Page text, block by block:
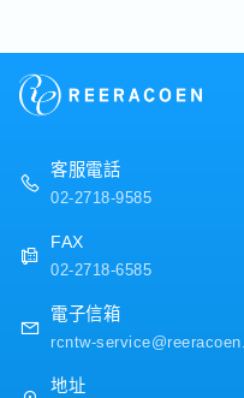
客服電話
02-2718-9585
FAX
02-2718-6585
電子信箱
rcntw-
地址